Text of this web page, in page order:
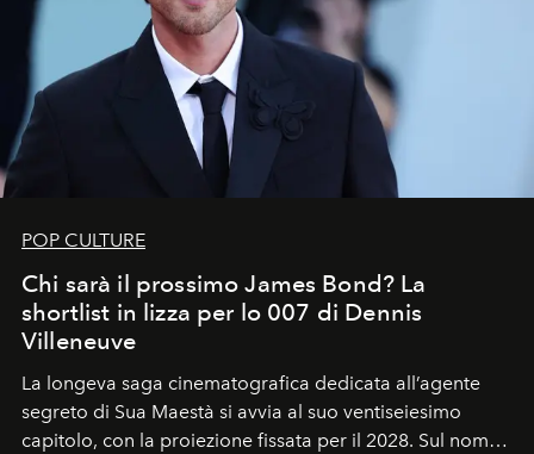
POP CULTURE
Chi sarà il prossimo James Bond? La
shortlist in lizza per lo 007 di Dennis
Villeneuve
La longeva saga cinematografica dedicata all’agente
segreto di Sua Maestà si avvia al suo ventiseiesimo
capitolo, con la proiezione fissata per il 2028. Sul nome